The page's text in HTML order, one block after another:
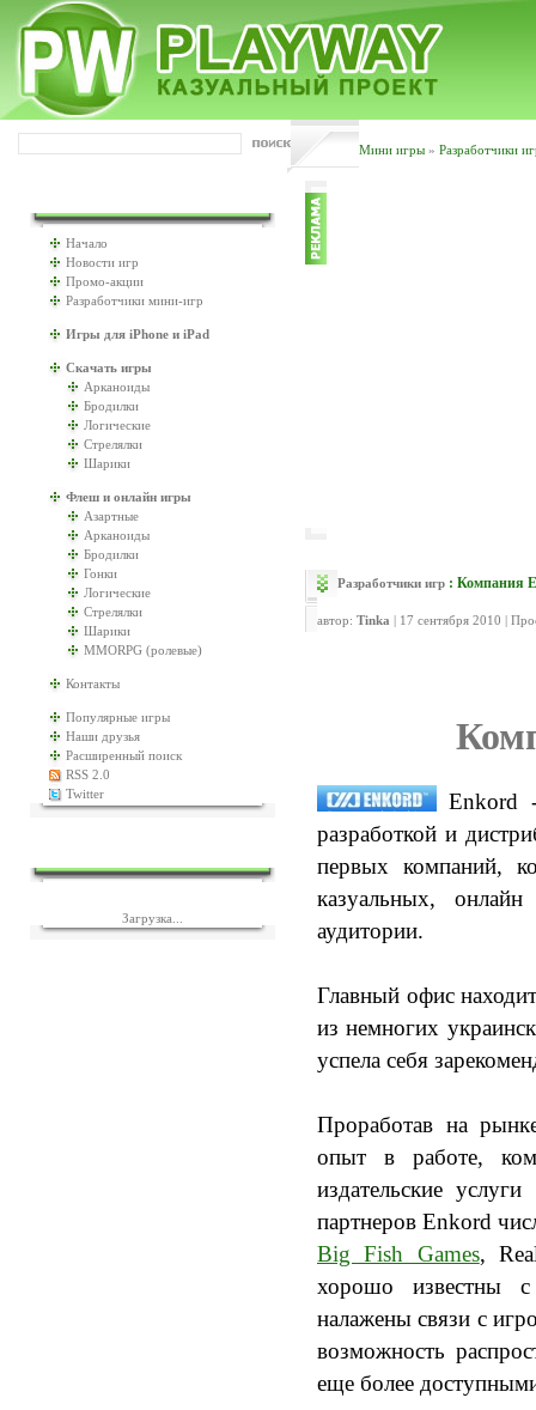
Мини игры » Разработчики
Начало
Новости игр
Промо-акции
Разработчики мини-игр
Игры для iPhone и iPad
Скачать игры
Арканоиды
Бродилки
Логические
Стрелялки
Шарики
Флеш и онлайн игры
Азартные
Арканоиды
Бродилки
Гонки
Логические
Стрелялки
Шарики
MMORPG (ролевые)
Контакты
Популярные игры
Наши друзья
Расширенный поиск
RSS 2.0
Twitter
Загрузка...
Разработчики игр : Компания
автор: Tinka | 17 сентября 2010 |
Enkord
разработкой и
первых компаний,
казуальных,
аудитории.
Главный офис
из немногих
успела себя
Проработав на
опыт в работе,
издательские
партнеров Enkord
Big Fish Games,
хорошо известны
налажены связи с
возможность
еще более